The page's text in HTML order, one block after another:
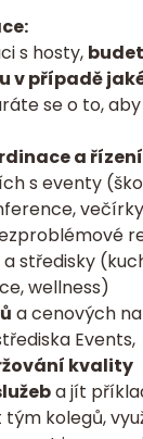
s hosty,
v případě
se o to,
a řízení
s eventy
středisky
wellness)
a cenových
Events,
kvality
a jít
kolegů,